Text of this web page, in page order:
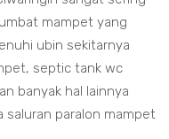
mampet yang
ubin sekitarnya
septic tank wc
banyak hal lainnya
saluran paralon mampet